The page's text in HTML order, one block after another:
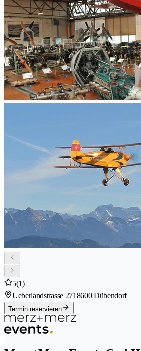
5(1)
Ueberlandstrasse 2718600 Dübendorf
Termin reservieren